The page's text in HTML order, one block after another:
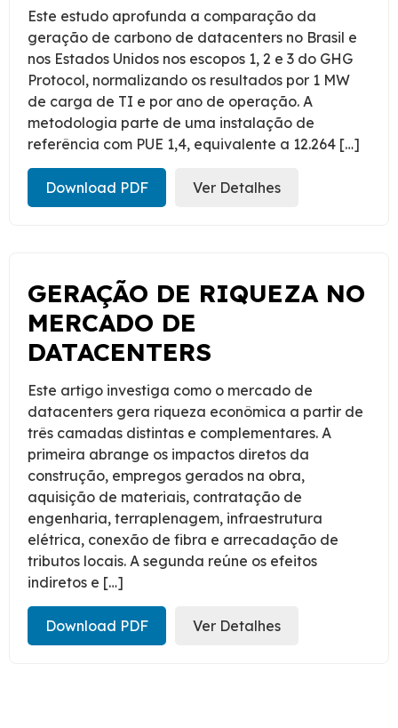
Este estudo aprofunda a comparação da
geração de carbono de datacenters no Brasil e
nos Estados Unidos nos escopos 1, 2 e 3 do GHG
Protocol, normalizando os resultados por 1 MW
de carga de TI e por ano de operação. A
metodologia parte de uma instalação de
referência com PUE 1,4, equivalente a 12.264 […]
Download PDF Ver Detalhes
GERAÇÃO DE RIQUEZA NO
MERCADO DE
DATACENTERS
Este artigo investiga como o mercado de
datacenters gera riqueza econômica a partir de
três camadas distintas e complementares. A
primeira abrange os impactos diretos da
construção, empregos gerados na obra,
aquisição de materiais, contratação de
engenharia, terraplenagem, infraestrutura
elétrica, conexão de fibra e arrecadação de
tributos locais. A segunda reúne os efeitos
indiretos e […]
Download PDF Ver Detalhes